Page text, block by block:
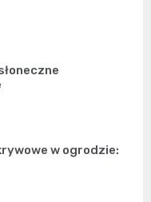
w ogrodzie: